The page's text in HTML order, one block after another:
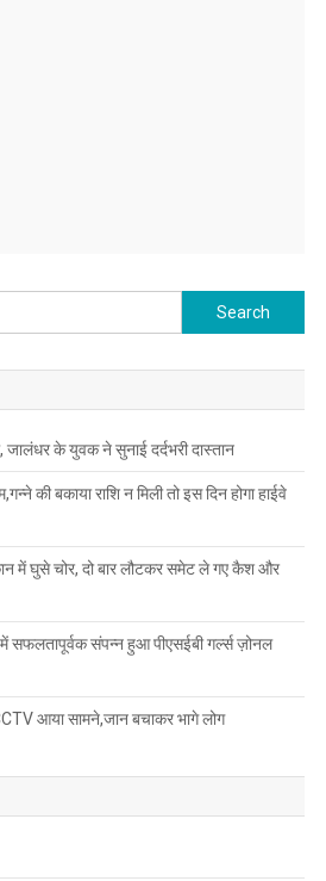
Search for:
जालंधर के युवक ने सुनाई दर्दभरी दास्तान
की बकाया राशि न मिली तो इस दिन होगा हाईवे
में घुसे चोर, दो बार लौटकर समेट ले गए कैश और
में सफलतापूर्वक संपन्न हुआ पीएसईबी गर्ल्स ज़ोनल
आया सामने,जान बचाकर भागे लोग